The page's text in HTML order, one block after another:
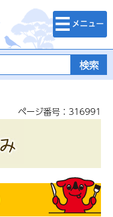
検索・メニュ
ー
ページ番号：316991